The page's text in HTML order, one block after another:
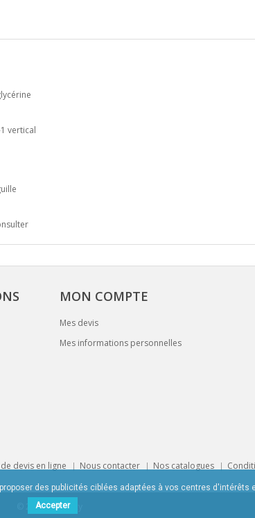
vertical
MON COMPTE
Mes devis
Mes informations personnelles
devis en ligne Nous contacter Nos catalogues
© 2015K@gency
des publicités ciblées adaptées à vos centres
Accepter